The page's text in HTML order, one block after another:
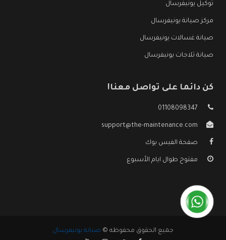
توكيل يونيفرسال
مركز صيانة يونيفرسال
صيانة غسالات يونيفرسال
صيانة ثلاجات يونيفرسال
كن دائما على تواصل معنا!
01108098347
support@the-maintenance.com
صفحة الفيس بوك
مفتوح طوال ايام الأسبوع
جميع الحقوق محفوظه © صيانة يونيفرسال